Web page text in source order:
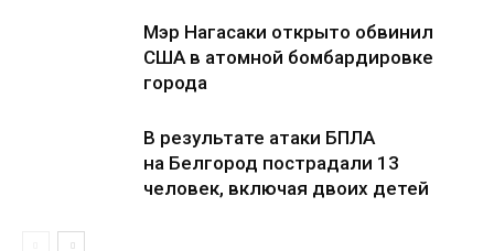
Мэр Нагасаки открыто обвинил
США в атомной бомбардировке
города
В результате атаки БПЛА
на Белгород пострадали 13
человек, включая двоих детей